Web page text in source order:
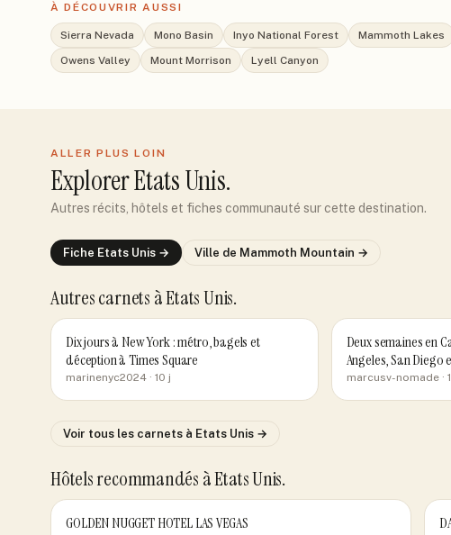
À DÉCOUVRIR AUSSI
Sierra Nevada Mono Basin Inyo National Forest Mammoth Lakes
Owens Valley
Mount Morrison Lyell Canyon
ALLER PLUS LOIN
ExplorerEtats Unis.
Autres récits, hôtels et fiches communauté sur cette destination.
Fiche Etats Unis → Ville de Mammoth Mountain →
Autres carnets à Etats Unis.
Dix jours à New York : métro, bagels et
déception à Times Square
marinenyc2024 · 10 j
Deux semaines en
Angeles, San Diego
marcusv-nomade·
Voir tous les carnets à Etats Unis →
Hôtels recommandés à Etats Unis.
GOLDEN NUGGET HOTEL LAS VEGAS